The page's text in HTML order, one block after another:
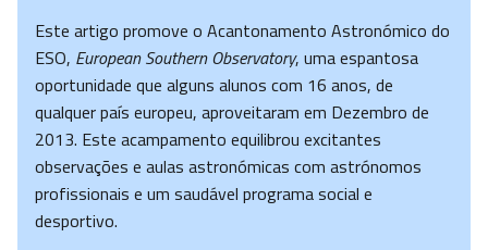
Este artigo promove o Acantonamento Astronómico do
ESO, European Southern Observatory, uma espantosa
oportunidade que alguns alunos com 16 anos, de
qualquer país europeu, aproveitaram em Dezembro de
2013. Este acampamento equilibrou excitantes
observações e aulas astronómicas com astrónomos
profissionais e um saudável programa social e
desportivo.